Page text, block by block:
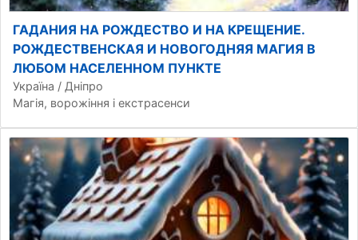
ГАДАНИЯ НА РОЖДЕСТВО И НА КРЕЩЕНИЕ.
РОЖДЕСТВЕНСКАЯ И НОВОГОДНЯЯ МАГИЯ В
ЛЮБОМ НАСЕЛЕННОМ ПУНКТЕ
Україна / Дніпро
Магія, ворожіння і екстрасенси